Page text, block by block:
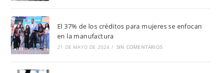
El 37% de los créditos para mujeres se enfocan
en la manufactura
21 DE MAYO DE 2024 / SIN COMENTARIOS